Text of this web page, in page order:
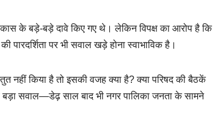
के बड़े-बड़े दावे किए गए थे। लेकिन विपक्ष का आरोप है कि
पर भी सवाल खड़े होना स्वाभाविक है।
नहीं किया है तो इसकी वजह क्या है? क्या परिषद की बैठकें
बड़ा सवाल—डेढ़ साल बाद भी नगर पालिका जनता के सामने